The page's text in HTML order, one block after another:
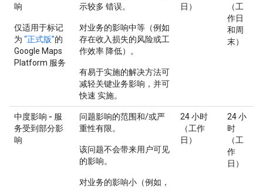
响
仅适用于标记
为 “正式版”的
Google Maps
Platform 服务
示较多 错误。
对业务的影响中等（例如
存在收入损失的风险或工
作效率 降低）。
有易于实施的解决方法可
减轻关键业务影响，并可
快速 实施。
日）
（工
作日
和周
末）
中度影响 - 服
务受到部分影
响
问题影响的范围和/或严
重性有限。
该问题不会带来用户可见
的影响。
对业务的影响小（例如，
24 小时
（工作
日）
24 小
时
（工
作
日）